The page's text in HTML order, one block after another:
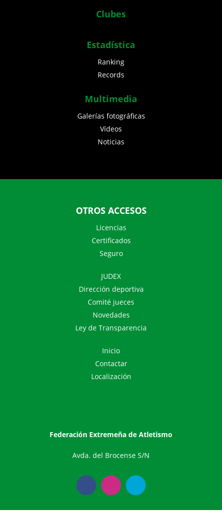
Clubes
Estadística
Ranking
Records
Multimedia
Galerías fotográficas
Vídeos
Noticias
OTROS ACCESOS
Licencias
Certificados
Seguro
JUDEX
Dirección deportiva
Comité jueces
Novedades
Ley de Transparencia
Inicio
Contactar
Localización
Federación Extremeña de Atletismo
Avda. del Brocense S/N